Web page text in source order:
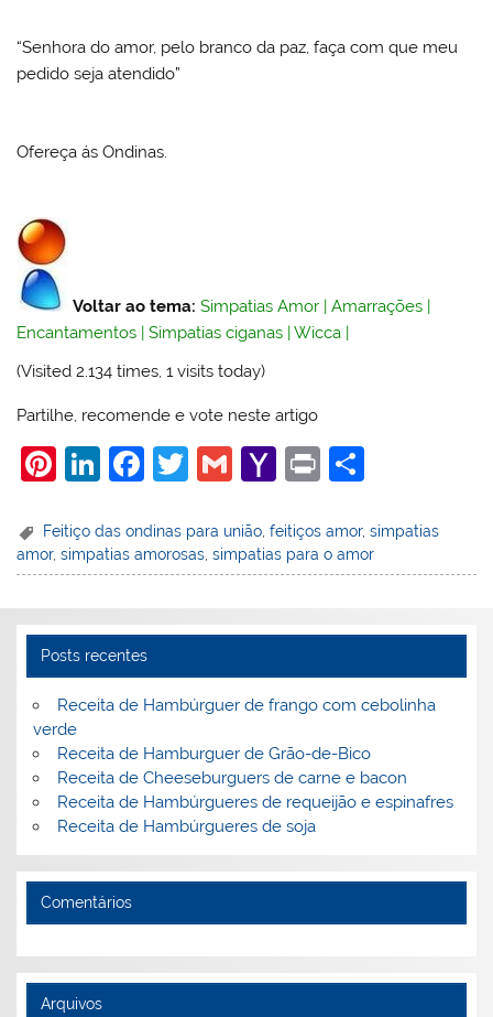
“Senhora do amor, pelo branco da paz, faça com que meu
pedido seja atendido”
Ofereça ás Ondinas.
Voltar ao tema: Simpatias Amor |Amarrações |
Encantamentos |Simpatias ciganas |Wicca |
(Visited 2.134 times, 1 visits today)
Partilhe, recomende e vote neste artigo
Pi
er
e
st
Li
k
e
n
F
c
e
o
o
k
T
itt
er
G
ai
l
Y
h
o
M
ai
l
Pr
t
ar
e
Feitiço das ondinas para união ,feitiços amor,simpatias
amor,simpatias amorosas,simpatias para o amor
Posts recentes
Receita de Hambúrguer de frango com cebolinha
verde
Receita de Hamburguer de Grão-de-Bico
Receita de Cheeseburguers de carne e bacon
Receita de Hambúrgueres de requeijão e espinafres
Receita de Hambúrgueres de soja
Comentários
Arquivos